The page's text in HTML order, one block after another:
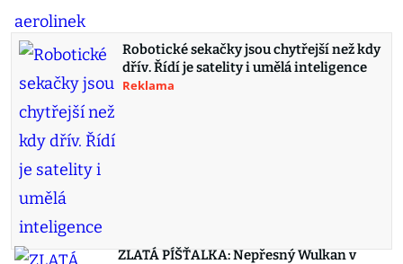
Robotické sekačky jsou chytřejší než kdy
dřív. Řídí je satelity i umělá inteligence
Reklama
ZLATÁ PÍŠŤALKA: Nepřesný Wulkan v